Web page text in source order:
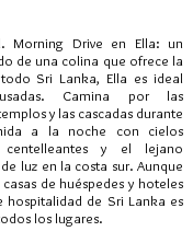
Morning Drive en Ella: un
de una colina que ofrece la
Sri Lanka, Ella es ideal
Camina por las
y las cascadas durante
a la noche con cielos
centelleantes y el lejano
luz en la costa sur. Aunque
de huéspedes y hoteles
hospitalidad de Sri Lanka es
los lugares.